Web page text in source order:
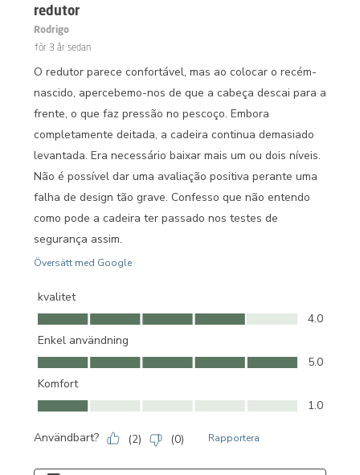
redutor
Rodrigo
för 3 år sedan
O redutor parece confortável, mas ao colocar o recém-
nascido, apercebemo-nos de que a cabeça descai para a
frente, o que faz pressão no pescoço. Embora
completamente deitada, a cadeira continua demasiado
levantada. Era necessário baixar mais um ou dois níveis.
Não é possível dar uma avaliação positiva perante uma
falha de design tão grave. Confesso que não entendo
como pode a cadeira ter passado nos testes de
segurança assim.
Översätt med Google
kvalitet
kvalitet, 4.0 av 5
4.0
Enkel användning
Enkel användning, 5.0 av 5
5.0
Komfort
Komfort, 1.0 av 5
1.0
Användbart? (2) (0) Rapportera